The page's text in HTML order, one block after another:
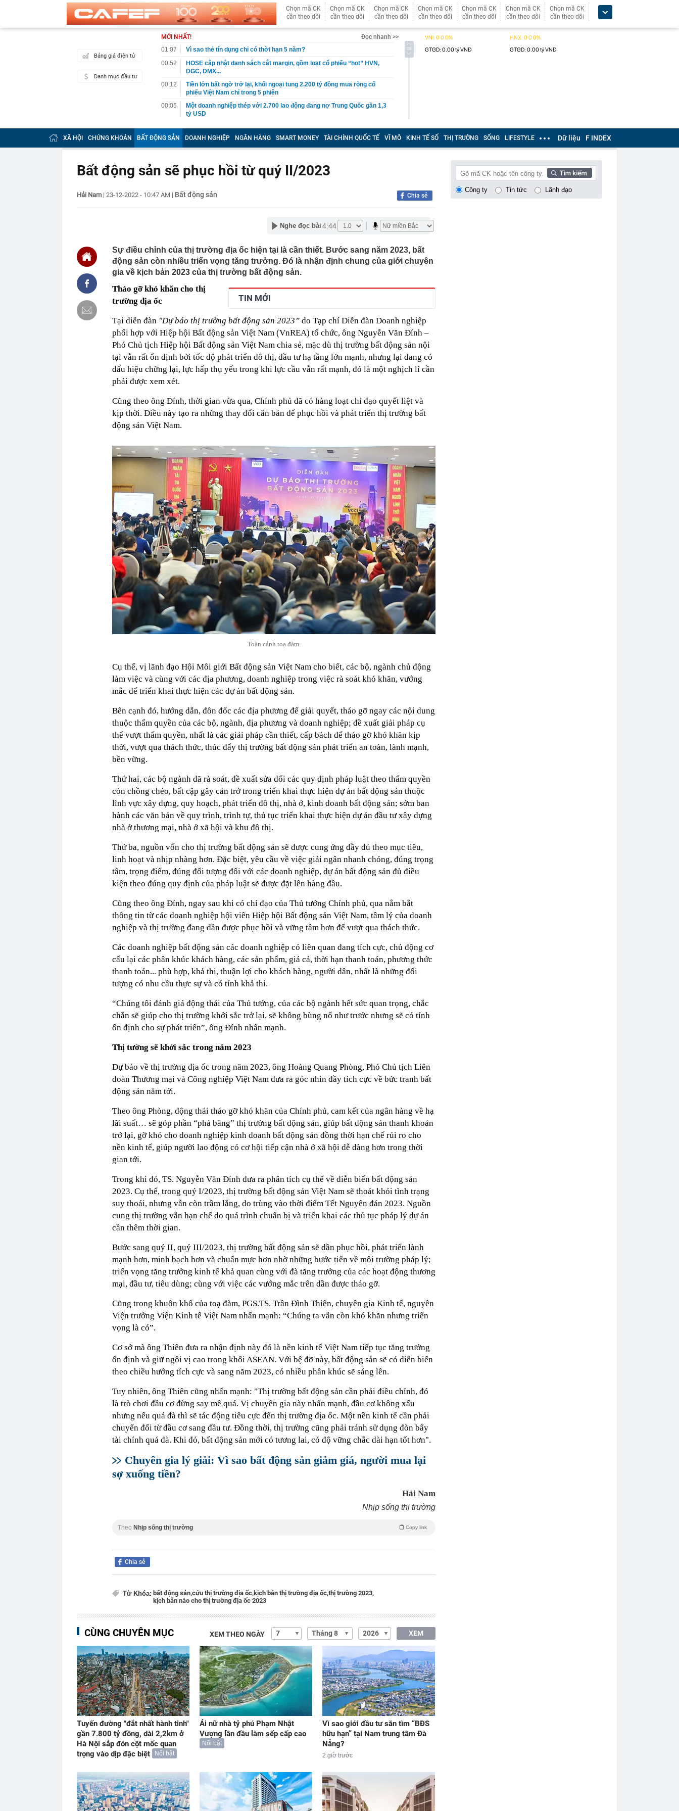
Chọn mã CK
cần theo dõi
Chọn mã CK
cần theo dõi
Chọn mã CK
cần theo dõi
Chọn mã CK
cần theo dõi
Chọn mã CK
cần theo dõi
Chọn mã CK
cần theo dõi
Chọn mã CK
cần theo dõi
Bảng giá điện tử
Danh mục đầu tư
MỚI NHẤT!
Đọc nhanh >>
01:07
Vì sao thẻ tín dụng chỉ có thời hạn 5 năm?
00:52
HOSE cập nhật danh sách cắt margin, gồm loạt cổ phiếu “hot” HVN,
DGC, DMX...
00:12
Tiền lớn bất ngờ trở lại, khối ngoại tung 2.200 tỷ đồng mua ròng cổ
phiếu Việt Nam chỉ trong 5 phiên
00:05
Một doanh nghiệp thép với 2.700 lao động đang nợ Trung Quốc gần 1,3
tỷ USD
00:04
Một yếu tố quan trọng đang trở lại trên thị trường chứng khoán
23:40
Người đàn ông 50 tuổi ăn cà tím mỗi ngày để chữa tiểu đường, 3 tháng
sau bác sĩ hỏi: "Ông ăn gì thế?"
còn 400 tỷ
chắn là siêu phẩm”
Vài mét vuông ngoài trời đang được dùng theo 1 cách rất khác
nên cẩn thận nguồn gốc trước khi sử dụng
22:28
CHÍNH THỨC: Lịch đi học trở lại của học sinh 34 tỉnh, thành phố sau kỳ
nghỉ hè
Không cần tặng quà, 5 câu nói này đủ sức khiến mối quan hệ phụ
huynh - giáo viên gắn bó khăng khít, con trẻ được hưởng lợi!
22:03
Ukraine tập kích Crimea, phá hủy hệ thống phòng không 15 triệu USD
của Nga
22:02
Nam NSND, Giám đốc Nhà hát Chèo Quân đội mua ô tô tặng sinh nhật
vợ thiếu tá kém 12 tuổi
21:51
Một ô tô biển 29A "dính" gần 100 lần phạt nguội do chạy quá tốc độ quy
định: Riêng tháng 7/2026 vi phạm 21 lần
21:37
nghiện rất cao'
21:20
Miền Bắc sắp đón đợt nắng nóng mới, chấm dứt mưa dông
XÃ HỘI CHỨNG KHOÁN BẤT ĐỘNG SẢN DOANH NGHIỆP NGÂN HÀNG SMART MONEY TÀI CHÍNH QUỐC TẾ VĨ MÔ KINH TẾ SỐ THỊ TRƯỜNG SỐNG LIFESTYLE Dữ liệu F INDEX
Bất động sản sẽ phục hồi từ quý II/2023
Hải Nam | 23-12-2022 - 10:47 AM | Bất động sản Chia sẻ
Nghe đọc bài 4:44
Sự điều chỉnh của thị trường địa ốc hiện tại là cần thiết. Bước sang năm 2023, bất
động sản còn nhiều triển vọng tăng trưởng. Đó là nhận định chung của giới chuyên
gia về kịch bản 2023 của thị trường bất động sản.
TIN MỚI
Tháo gỡ khó khăn cho thị
trường địa ốc
Tại diễn đàn "Dự báo thị trường bất động sản 2023” do Tạp chí Diễn đàn Doanh nghiệp
phối hợp với Hiệp hội Bất động sản Việt Nam (VnREA) tổ chức, ông Nguyễn Văn Đính –
Phó Chủ tịch Hiệp hội Bất động sản Việt Nam chia sẻ, mặc dù thị trường bất động sản nội
tại vẫn rất ổn định bởi tốc độ phát triển đô thị, đầu tư hạ tầng lớn mạnh, nhưng lại đang có
dấu hiệu chững lại, lực hấp thụ yếu trong khi lực cầu vẫn rất mạnh, đó là một nghịch lí cần
phải được xem xét.
Cũng theo ông Đính, thời gian vừa qua, Chính phủ đã có hàng loạt chỉ đạo quyết liệt và
kịp thời. Điều này tạo ra những thay đổi căn bản để phục hồi và phát triển thị trường bất
động sản Việt Nam.
Toàn cảnh toạ đàm.
Cụ thể, vị lãnh đạo Hội Môi giới Bất động sản Việt Nam cho biết, các bộ, ngành chủ động
làm việc và cùng với các địa phương, doanh nghiệp trong việc rà soát khó khăn, vướng
mắc để triển khai thực hiện các dự án bất động sản.
Bên cạnh đó, hướng dẫn, đôn đốc các địa phương để giải quyết, tháo gỡ ngay các nội dung
thuộc thẩm quyền của các bộ, ngành, địa phương và doanh nghiệp; đề xuất giải pháp cụ
thể vượt thẩm quyền, nhất là các giải pháp cần thiết, cấp bách để tháo gỡ khó khăn kịp
thời, vượt qua thách thức, thúc đẩy thị trường bất động sản phát triển an toàn, lành mạnh,
bền vững.
Thứ hai, các bộ ngành đã rà soát, đề xuất sửa đổi các quy định pháp luật theo thẩm quyền
còn chồng chéo, bất cập gây cản trở trong triển khai thực hiện dự án bất động sản thuộc
lĩnh vực xây dựng, quy hoạch, phát triển đô thị, nhà ở, kinh doanh bất động sản; sớm ban
hành các văn bản về quy trình, trình tự, thủ tục triển khai thực hiện dự án đầu tư xây dựng
nhà ở thương mại, nhà ở xã hội và khu đô thị.
Thứ ba, nguồn vốn cho thị trường bất động sản sẽ được cung ứng đầy đủ theo mục tiêu,
linh hoạt và nhịp nhàng hơn. Đặc biệt, yêu cầu về việc giải ngân nhanh chóng, đúng trọng
tâm, trọng điểm, đúng đối tượng đối với các doanh nghiệp, dự án bất động sản đủ điều
kiện theo đúng quy định của pháp luật sẽ được đặt lên hàng đầu.
Cũng theo ông Đính, ngay sau khi có chỉ đạo của Thủ tướng Chính phủ, qua nắm bắt
thông tin từ các doanh nghiệp hội viên Hiệp hội Bất động sản Việt Nam, tâm lý của doanh
nghiệp và thị trường đang dần được phục hồi và vững tâm hơn để vượt qua thách thức.
Các doanh nghiệp bất động sản các doanh nghiệp có liên quan đang tích cực, chủ động cơ
cấu lại các phân khúc khách hàng, các sản phẩm, giá cả, thời hạn thanh toán, phương thức
thanh toán... phù hợp, khả thi, thuận lợi cho khách hàng, người dân, nhất là những đối
tượng có nhu cầu thực sự và có tính khả thi.
“Chúng tôi đánh giá động thái của Thủ tướng, của các bộ ngành hết sức quan trọng, chắc
chắn sẽ giúp cho thị trường khởi sắc trở lại, sẽ không bùng nổ như trước nhưng sẽ có tính
ổn định cho sự phát triển”, ông Đính nhấn mạnh.
Thị tường sẽ khởi sắc trong năm 2023
Dự báo về thị trường địa ốc trong năm 2023, ông Hoàng Quang Phòng, Phó Chủ tịch Liên
đoàn Thương mại và Công nghiệp Việt Nam đưa ra góc nhìn đầy tích cực về bức tranh bất
động sản năm tới.
Theo ông Phòng, động thái tháo gỡ khó khăn của Chính phủ, cam kết của ngân hàng về hạ
lãi suất… sẽ góp phần “phá băng” thị trường bất động sản, giúp bất động sản thanh khoản
trở lại, gỡ khó cho doanh nghiệp kinh doanh bất động sản đồng thời hạn chế rủi ro cho
nền kinh tế, giúp người lao động có cơ hội tiếp cận nhà ở xã hội dễ dàng hơn trong thời
gian tới.
Trong khi đó, TS. Nguyễn Văn Đính đưa ra phân tích cụ thể về diễn biến bất động sản
2023. Cụ thể, trong quý I/2023, thị trường bất động sản Việt Nam sẽ thoát khỏi tình trạng
suy thoái, nhưng vẫn còn trầm lắng, do trùng vào thời điểm Tết Nguyên đán 2023. Nguồn
cung thị trường vẫn hạn chế do quá trình chuẩn bị và triển khai các thủ tục pháp lý dự án
cần thêm thời gian.
Bước sang quý II, quý III/2023, thị trường bất động sản sẽ dần phục hồi, phát triển lành
mạnh hơn, minh bạch hơn và chuẩn mực hơn nhờ những bước tiến về môi trường pháp lý;
triển vọng tăng trưởng kinh tế khả quan cùng với đà tăng trưởng của các hoạt động thương
mại, đầu tư, tiêu dùng; cùng với việc các vướng mắc trên dần được tháo gỡ.
Cũng trong khuôn khổ của toạ đàm, PGS.TS. Trần Đình Thiên, chuyên gia Kinh tế, nguyên
Viện trưởng Viện Kinh tế Việt Nam nhấn mạnh: “Chúng ta vẫn còn khó khăn nhưng triển
vọng là có”.
Cơ sở mà ông Thiên đưa ra nhận định này đó là nền kinh tế Việt Nam tiếp tục tăng trưởng
ổn định và giữ ngôi vị cao trong khối ASEAN. Với bệ đỡ này, bất động sản sẽ có diễn biến
theo chiều hướng tích cực và sang năm 2023, có nhiều phân khúc sẽ sáng lên.
Tuy nhiên, ông Thiên cũng nhấn mạnh: "Thị trường bất động sản cần phải điều chỉnh, đó
là trò chơi đầu cơ đừng say mê quá. Vị chuyên gia này nhấn mạnh, đầu cơ không xấu
nhưng nếu quá đà thì sẽ tác động tiêu cực đến thị trường địa ốc. Một nền kinh tế cần phải
chuyển đổi từ đầu cơ sang đầu tư. Đồng thời, thị trường cũng phải tránh sử dụng đòn bẩy
tài chính quá đà. Khi đó, bất động sản mới có tương lai, có độ vững chắc dài hạn tốt hơn".
Chuyên gia lý giải: Vì sao bất động sản giảm giá, người mua lại
sợ xuống tiền?
Hải Nam
Nhịp sống thị trường
Theo Nhịp sống thị trường Copy link
Chia sẻ
Từ Khóa: bất động sản,cứu thị trường địa ốc,kịch bản thị trường địa ốc,thị trường 2023,
kịch bản nào cho thị trường địa ốc 2023
CÙNG CHUYÊN MỤC XEM THEO NGÀY XEM
Tuyến đường "đắt nhất hành tinh"
gần 7.800 tỷ đồng, dài 2,2km ở
Hà Nội sắp đón cột mốc quan
trọng vào dịp đặc biệt
Nổi bật
Ái nữ nhà tỷ phú Phạm Nhật
Vượng lần đầu làm sếp cấp cao
Nổi bật
Vì sao giới đầu tư săn tìm “BĐS
hữu hạn” tại Nam trung tâm Đà
Nẵng?
2 giờ trước
Công ty Tin tức Lãnh đạo